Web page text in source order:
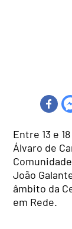
Entre 13 e
Álvaro de
João
âmbito da
em Rede.